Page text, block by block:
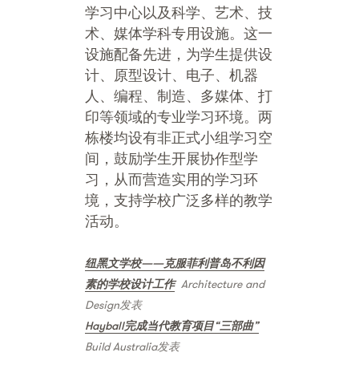
学习中心以及科学、艺术、技
术、媒体学科专用设施。这一
设施配备先进，为学生提供设
计、原型设计、电子、机器
人、编程、制造、多媒体、打
印等领域的专业学习环境。两
栋楼均设有非正式小组学习空
间，鼓励学生开展协作型学
习，从而营造实用的学习环
境，支持学校广泛多样的教学
活动。
纽黑文学校——克服菲利普岛不利因
素的学校设计工作Architecture and
Design发表
Hayball完成当代教育项目“三部曲”
Build Australia发表